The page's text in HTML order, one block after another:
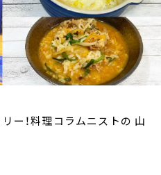
ー！料理コラムニストの 山